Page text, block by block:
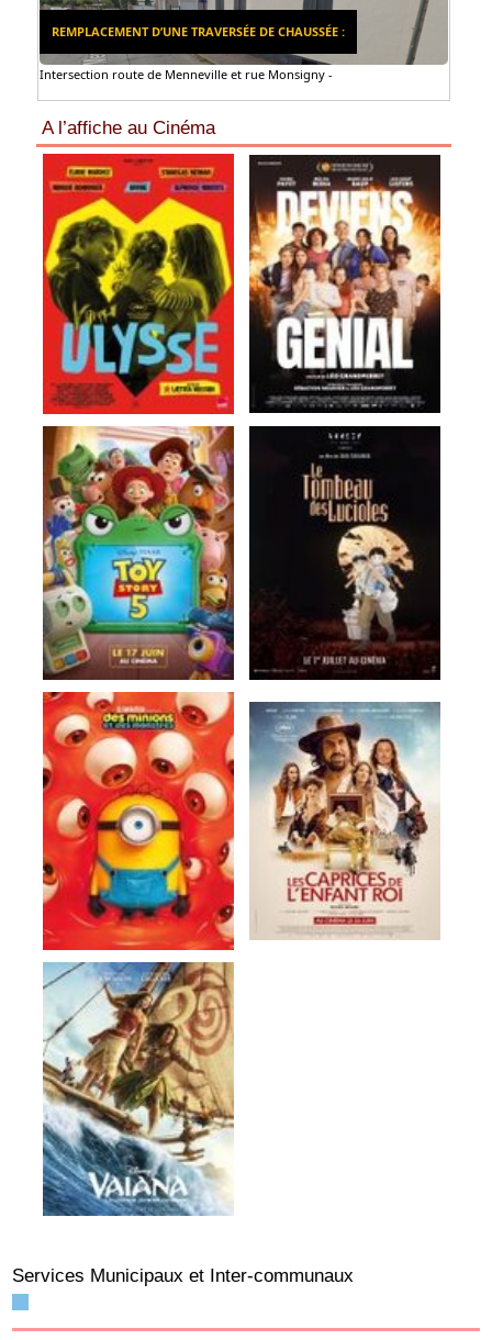
REMPLACEMENT D’UNE TRAVERSÉE DE CHAUSSÉE :
Intersection route de Menneville et rue Monsigny -
A l’affiche au Cinéma
Services Municipaux et Inter-communaux